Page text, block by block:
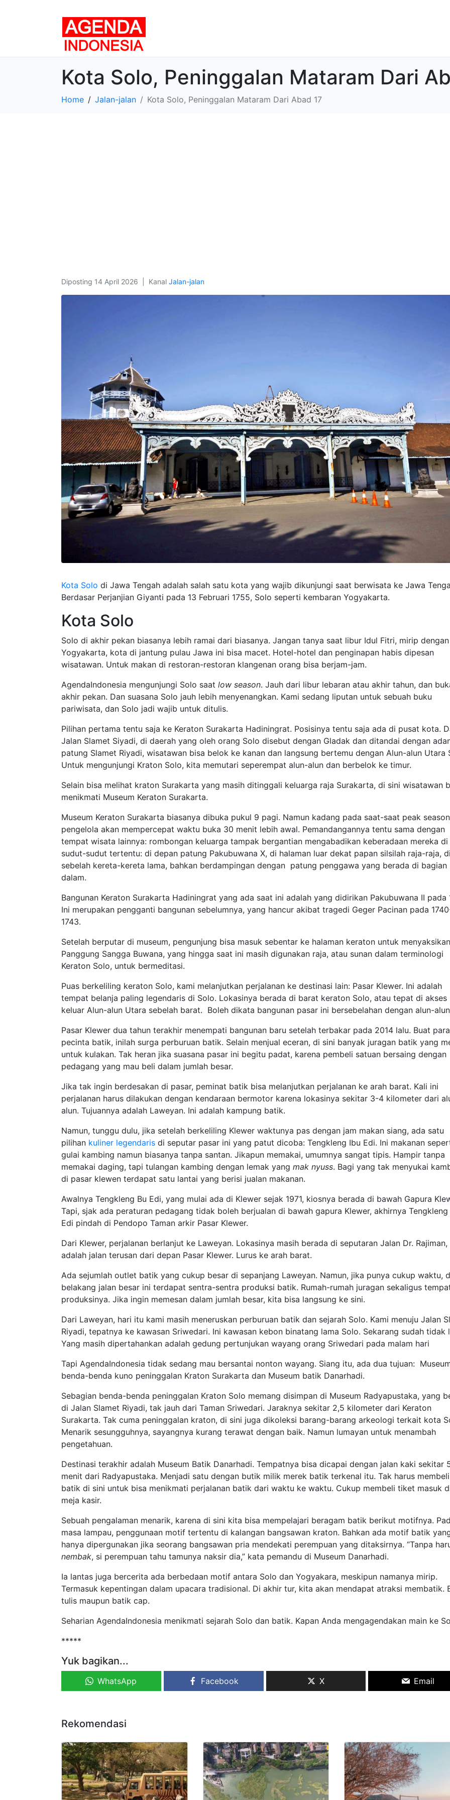
Kota Solo, Peninggalan Mataram Dari
Home Jalan-jalan Kota Solo, Peninggalan Mataram Dari Abad 17
Diposting 14 April 2026 Kanal Jalan-jalan
Kota Solo di Jawa Tengah adalah salah satu kota yang wajib dikunjungi saat berwisata ke Jawa
Berdasar Perjanjian Giyanti pada 13 Februari 1755, Solo seperti kembaran Yogyakarta.
Kota Solo
Solo di akhir pekan biasanya lebih ramai dari biasanya. Jangan tanya saat libur Idul Fitri, mirip dengan
Yogyakarta, kota di jantung pulau Jawa ini bisa macet. Hotel-hotel dan penginapan habis dipesan
wisatawan. Untuk makan di restoran-restoran klangenan orang bisa berjam-jam.
AgendaIndonesia mengunjungi Solo saat low season. Jauh dari libur lebaran atau akhir tahun, dan
akhir pekan. Dan suasana Solo jauh lebih menyenangkan. Kami sedang liputan untuk sebuah buku
pariwisata, dan Solo jadi wajib untuk ditulis.
Pilihan pertama tentu saja ke Keraton Surakarta Hadiningrat. Posisinya tentu saja ada di pusat kota.
Jalan Slamet Siyadi, di daerah yang oleh orang Solo disebut dengan Gladak dan ditandai dengan
patung Slamet Riyadi, wisatawan bisa belok ke kanan dan langsung bertemu dengan Alun-alun Utara
Untuk mengunjungi Kraton Solo, kita memutari seperempat alun-alun dan berbelok ke timur.
Selain bisa melihat kraton Surakarta yang masih ditinggali keluarga raja Surakarta, di sini wisatawan
menikmati Museum Keraton Surakarta.
Museum Keraton Surakarta biasanya dibuka pukul 9 pagi. Namun kadang pada saat-saat peak
pengelola akan mempercepat waktu buka 30 menit lebih awal. Pemandangannya tentu sama dengan
tempat wisata lainnya: rombongan keluarga tampak bergantian mengabadikan keberadaan mereka di
sudut-sudut tertentu: di depan patung Pakubuwana X, di halaman luar dekat papan silsilah raja-raja, di
sebelah kereta-kereta lama, bahkan berdampingan dengan patung penggawa yang berada di bagian
dalam.
Bangunan Keraton Surakarta Hadiningrat yang ada saat ini adalah yang didirikan Pakubuwana II pada
Ini merupakan pengganti bangunan sebelumnya, yang hancur akibat tragedi Geger Pacinan pada
1743.
Setelah berputar di museum, pengunjung bisa masuk sebentar ke halaman keraton untuk menyaksikan
Panggung Sangga Buwana, yang hingga saat ini masih digunakan raja, atau sunan dalam terminologi
Keraton Solo, untuk bermeditasi.
Puas berkeliling keraton Solo, kami melanjutkan perjalanan ke destinasi lain: Pasar Klewer. Ini adalah
tempat belanja paling legendaris di Solo. Lokasinya berada di barat keraton Solo, atau tepat di akses
keluar Alun-alun Utara sebelah barat. Boleh dikata bangunan pasar ini bersebelahan dengan alun-
Pasar Klewer dua tahun terakhir menempati bangunan baru setelah terbakar pada 2014 lalu. Buat para
pecinta batik, inilah surga perburuan batik. Selain menjual eceran, di sini banyak juragan batik yang
untuk kulakan. Tak heran jika suasana pasar ini begitu padat, karena pembeli satuan bersaing dengan
pedagang yang mau beli dalam jumlah besar.
Jika tak ingin berdesakan di pasar, peminat batik bisa melanjutkan perjalanan ke arah barat. Kali ini
perjalanan harus dilakukan dengan kendaraan bermotor karena lokasinya sekitar 3-4 kilometer dari
alun. Tujuannya adalah Laweyan. Ini adalah kampung batik.
Namun, tunggu dulu, jika setelah berkeliling Klewer waktunya pas dengan jam makan siang, ada satu
pilihan kuliner legendaris di seputar pasar ini yang patut dicoba: Tengkleng Ibu Edi. Ini makanan
gulai kambing namun biasanya tanpa santan. Jikapun memakai, umumnya sangat tipis. Hampir tanpa
memakai daging, tapi tulangan kambing dengan lemak yang mak nyuss. Bagi yang tak menyukai
di pasar klewen terdapat satu lantai yang berisi jualan makanan.
Awalnya Tengkleng Bu Edi, yang mulai ada di Klewer sejak 1971, kiosnya berada di bawah Gapura
Tapi, sjak ada peraturan pedagang tidak boleh berjualan di bawah gapura Klewer, akhirnya Tengkleng
Edi pindah di Pendopo Taman arkir Pasar Klewer.
Dari Klewer, perjalanan berlanjut ke Laweyan. Lokasinya masih berada di seputaran Jalan Dr. Rajiman,
adalah jalan terusan dari depan Pasar Klewer. Lurus ke arah barat.
Ada sejumlah outlet batik yang cukup besar di sepanjang Laweyan. Namun, jika punya cukup waktu,
belakang jalan besar ini terdapat sentra-sentra produksi batik. Rumah-rumah juragan sekaligus
produksinya. Jika ingin memesan dalam jumlah besar, kita bisa langsung ke sini.
Dari Laweyan, hari itu kami masih meneruskan perburuan batik dan sejarah Solo. Kami menuju Jalan
Riyadi, tepatnya ke kawasan Sriwedari. Ini kawasan kebon binatang lama Solo. Sekarang sudah tidak
Yang masih dipertahankan adalah gedung pertunjukan wayang orang Sriwedari pada malam hari
Tapi AgendaIndonesia tidak sedang mau bersantai nonton wayang. Siang itu, ada dua tujuan:
benda-benda kuno peninggalan Kraton Surakarta dan Museum batik Danarhadi.
Sebagian benda-benda peninggalan Kraton Solo memang disimpan di Museum Radyapustaka, yang
di Jalan Slamet Riyadi, tak jauh dari Taman Sriwedari. Jaraknya sekitar 2,5 kilometer dari Keraton
Surakarta. Tak cuma peninggalan kraton, di sini juga dikoleksi barang-barang arkeologi terkait kota
Menarik sesungguhnya, sayangnya kurang terawat dengan baik. Namun lumayan untuk menambah
pengetahuan.
Destinasi terakhir adalah Museum Batik Danarhadi. Tempatnya bisa dicapai dengan jalan kaki sekitar
menit dari Radyapustaka. Menjadi satu dengan butik milik merek batik terkenal itu. Tak harus membeli
batik di sini untuk bisa menikmati perjalanan batik dari waktu ke waktu. Cukup membeli tiket masuk
meja kasir.
Sebuah pengalaman menarik, karena di sini kita bisa mempelajari beragam batik berikut motifnya.
masa lampau, penggunaan motif tertentu di kalangan bangsawan kraton. Bahkan ada motif batik
hanya dipergunakan jika seorang bangsawan pria mendekati perempuan yang ditaksirnya. “Tanpa
nembak, si perempuan tahu tamunya naksir dia,” kata pemandu di Museum Danarhadi.
Ia lantas juga bercerita ada berbedaan motif antara Solo dan Yogyakara, meskipun namanya mirip.
Termasuk kepentingan dalam upacara tradisional. Di akhir tur, kita akan mendapat atraksi membatik.
tulis maupun batik cap.
Seharian AgendaIndonesia menikmati sejarah Solo dan batik. Kapan Anda mengagendakan main ke
*****
Yuk bagikan...
WhatsApp Facebook X Email
Rekomendasi